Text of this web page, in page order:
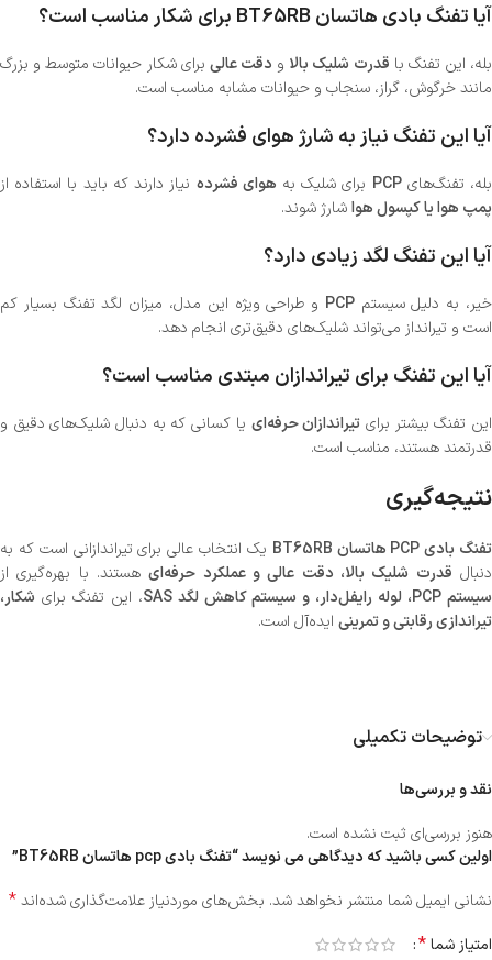
آیا تفنگ بادی هاتسان BT65RB برای شکار مناسب است؟
بله، این تفنگ با قدرت شلیک بالا و دقت عالی برای شکار حیوانات متوسط و بزرگ
مانند خرگوش، گراز، سنجاب و حیوانات مشابه مناسب است.
آیا این تفنگ نیاز به شارژ هوای فشرده دارد؟
بله، تفنگ‌هایPCP برای شلیک به هوای فشرده نیاز دارند که باید با استفاده از
پمپ هوا یا کپسول هواشارژ شوند.
آیا این تفنگ لگد زیادی دارد؟
خیر، به دلیل سیستمPCP و طراحی ویژه این مدل، میزان لگد تفنگ بسیار کم
است و تیرانداز می‌تواند شلیک‌های دقیق‌تری انجام دهد.
آیا این تفنگ برای تیراندازان مبتدی مناسب است؟
این تفنگ بیشتر برای تیراندازان حرفه‌ای یا کسانی که به دنبال شلیک‌های دقیق و
قدرتمند هستند، مناسب است.
نتیجه‌گیری
تفنگ بادی PCP هاتسان BT65RB
یک انتخاب عالی برای تیراندازانی است که به
دنبال قدرت شلیک بالا، دقت عالی و عملکرد حرفه‌ایهستند. با بهره‌گیری از
سیستم PCP، لوله رایفل‌دار، و سیستم کاهش لگد SAS
، این تفنگ برای شکار،
تیراندازی رقابتی و تمرینی ایده‌آل است.
توضیحات تکمیلی
نقد و بررسی‌ها
هنوز بررسی‌ای ثبت نشده است.
اولین کسی باشید که دیدگاهی می نویسد “تفنگ بادی pcp هاتسان BT65RB”
نشانی ایمیل شما منتشر نخواهد شد. بخش‌های موردنیاز علامت‌گذاری شده‌اند*
امتیاز شما*